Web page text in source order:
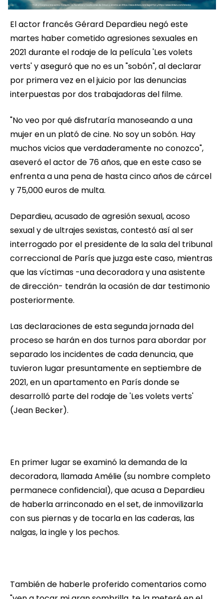
El actor francés Gérard Depardieu negó este
martes haber cometido agresiones sexuales en
2021 durante el rodaje de la película 'Les volets
verts' y aseguró que no es un "sobón", al declarar
por primera vez en el juicio por las denuncias
interpuestas por dos trabajadoras del filme.
"No veo por qué disfrutaría manoseando a una
mujer en un plató de cine. No soy un sobón. Hay
muchos vicios que verdaderamente no conozco",
aseveró el actor de 76 años, que en este caso se
enfrenta a una pena de hasta cinco años de cárcel
y 75,000 euros de multa.
Depardieu, acusado de agresión sexual, acoso
sexual y de ultrajes sexistas, contestó así al ser
interrogado por el presidente de la sala del tribunal
correccional de París que juzga este caso, mientras
que las víctimas -una decoradora y una asistente
de dirección- tendrán la ocasión de dar testimonio
posteriormente.
Las declaraciones de esta segunda jornada del
proceso se harán en dos turnos para abordar por
separado los incidentes de cada denuncia, que
tuvieron lugar presuntamente en septiembre de
2021, en un apartamento en París donde se
desarrolló parte del rodaje de 'Les volets verts'
(Jean Becker).
En primer lugar se examinó la demanda de la
decoradora, llamada Amélie (su nombre completo
permanece confidencial), que acusa a Depardieu
de haberla arrinconado en el set, de inmovilizarla
con sus piernas y de tocarla en las caderas, las
nalgas, la ingle y los pechos.
También de haberle proferido comentarios como